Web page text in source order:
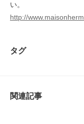
い。
http://
タグ
関連記事